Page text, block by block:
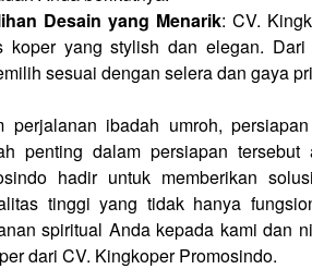
Desain yang Menarik: CV.
koper yang stylish dan elegan.
sesuai dengan selera dan gaya
perjalanan ibadah umroh,
penting dalam persiapan
hadir untuk memberikan
tinggi yang tidak hanya
spiritual Anda kepada kami dan
dari CV. Kingkoper Promosindo.